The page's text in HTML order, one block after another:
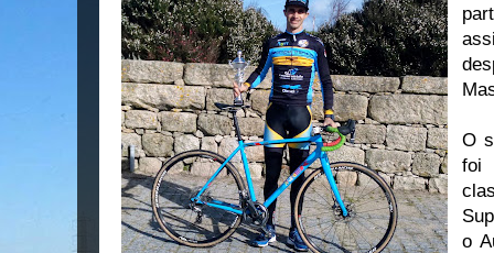
O
foi
o